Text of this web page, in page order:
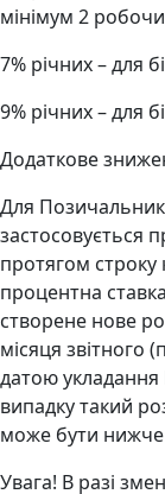
мінімум 2
7% річних – для
9% річних – для
Додаткове
Для
застосовується
протягом строку
процентна
створене нове
місяця звітного
датою
випадку такий
може бути нижче
Увага! В разі